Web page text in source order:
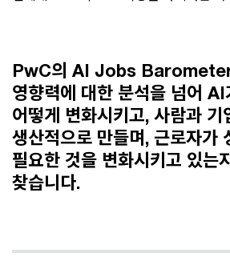
PwC의 AI Jobs Barometer
영향력에 대한 분석을 넘어
어떻게 변화시키고, 사람과 기
생산적으로 만들며, 근로자가
필요한 것을 변화시키고 있는
찾습니다.